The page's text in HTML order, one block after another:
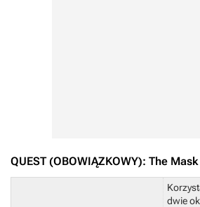
QUEST (OBOWIĄZKOWY): The
dwie